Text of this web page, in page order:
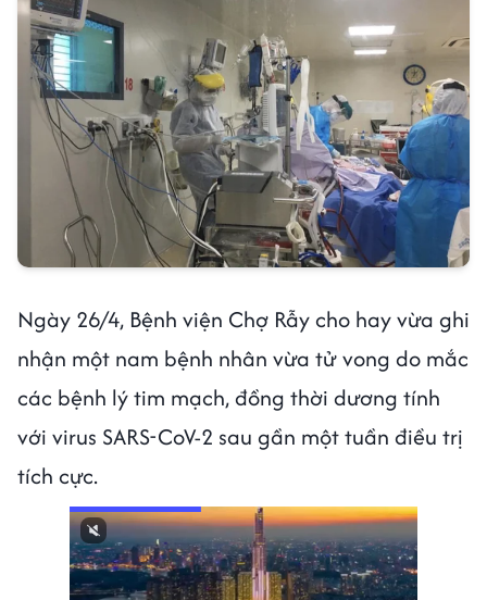
Ngày 26/4, Bệnh viện Chợ Rẫy cho hay vừa ghi
nhận một nam bệnh nhân vừa tử vong do mắc
các bệnh lý tim mạch, đồng thời dương tính
với virus SARS-CoV-2 sau gần một tuần điều trị
tích cực.